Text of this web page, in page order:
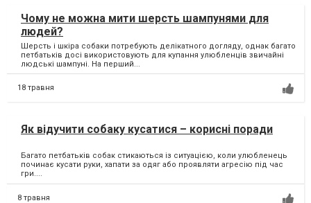
Чому не можна мити шерсть шампунями для
людей?
Шерсть і шкіра собаки потребують делікатного догляду, однак багато
петбатьків досі використовують для купання улюбленців звичайні
людські шампуні. На перший...
18 травня
Як відучити собаку кусатися – корисні поради
Багато петбатьків собак стикаються із ситуацією, коли улюбленець
починає кусати руки, хапати за одяг або проявляти агресію під час
гри....
8 травня